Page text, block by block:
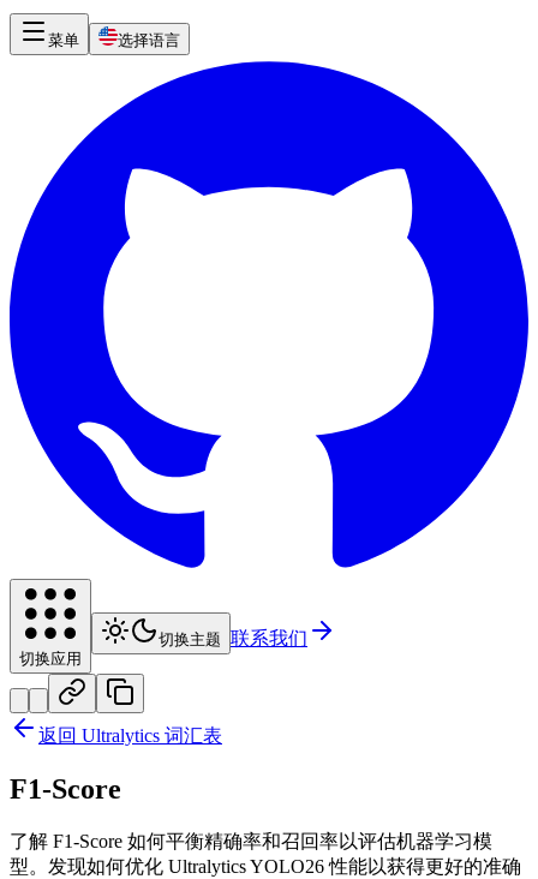
菜单 选择语言
切换应用
切换主题 联系我们
返回 Ultralytics 词汇表
F1-Score
了解 F1-Score 如何平衡精确率和召回率以评估机器学习模
型。发现如何优化 Ultralytics YOLO26 性能以获得更好的准确